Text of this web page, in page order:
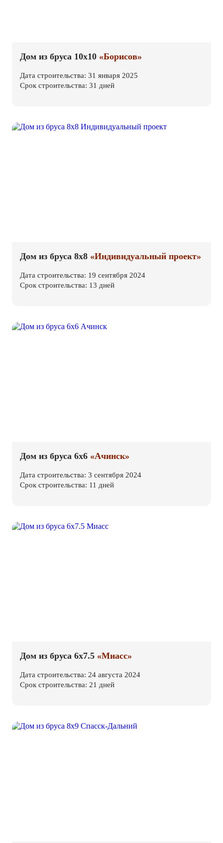
Дом из бруса 10х10 «Борисов»
Дата строительства: 31 января 2025
Срок строительства: 31 дней
Дом из бруса 8х8 «Индивидуальный проект»
Дата строительства: 19 сентября 2024
Срок строительства: 13 дней
Дом из бруса 6х6 «Ачинск»
Дата строительства: 3 сентября 2024
Срок строительства: 11 дней
Дом из бруса 6х7.5 «Миасс»
Дата строительства: 24 августа 2024
Срок строительства: 21 дней